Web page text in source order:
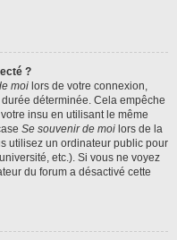
?
moi lors de votre connexion,
déterminée. Cela empêche
insu en utilisant le même
Se souvenir de moi lors de la
utilisez un ordinateur public pour
etc.). Si vous ne voyez
du forum a désactivé cette